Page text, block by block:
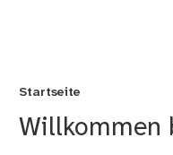
Startseite
Willkommen